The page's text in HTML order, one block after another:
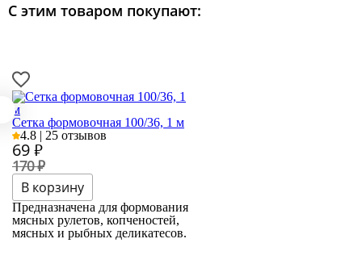
С этим товаром покупают:
Сетка формовочная 100/36, 1 м
4.8 | 25 отзывов
69₽
170 ₽
Предназначена для формования
мясных рулетов, копченостей,
мясных и рыбных деликатесов.